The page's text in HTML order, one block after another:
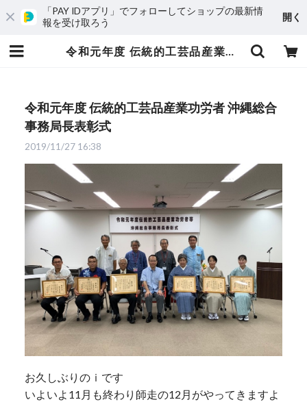
「PAY IDアプリ」でフォローしてショップの最新情
報を受け取ろう
開く
令和元年度 伝統的工芸品産業功労者 沖縄総合事務局長表彰式 | 知花花織プロジェクト
令和元年度 伝統的工芸品産業功労者 沖縄総合
事務局長表彰式
2019/11/27 16:38
お久しぶりのｉです
いよいよ11月も終わり師走の12月がやってきますよ